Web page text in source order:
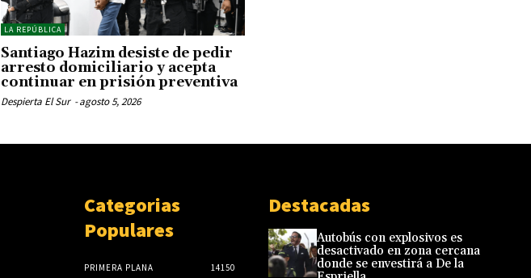
LA REPÚBLICA
Santiago Hazim desiste de pedir
arresto domiciliario y acepta
continuar en prisión preventiva
Despierta El Sur -agosto 5, 2026
Categorias
Populares
PRIMERA PLANA 14150
Destacadas
Autobús con explosivos es
desactivado en zona cercana
donde se envestirá a De la